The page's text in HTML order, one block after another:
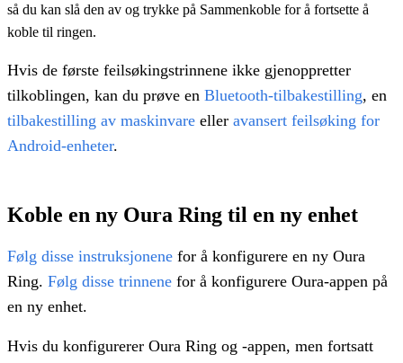
så du kan slå den av og trykke på Sammenkoble for å fortsette å
koble til ringen.
Hvis de første feilsøkingstrinnene ikke gjenoppretter
tilkoblingen, kan du prøve en Bluetooth-tilbakestilling, en
tilbakestilling av maskinvare eller avansert feilsøking for
Android-enheter.
Koble en ny Oura Ring til en ny enhet
Følg disse instruksjonene for å konfigurere en ny Oura
Ring. Følg disse trinnene for å konfigurere Oura-appen på
en ny enhet.
Hvis du konfigurerer Oura Ring og -appen, men fortsatt